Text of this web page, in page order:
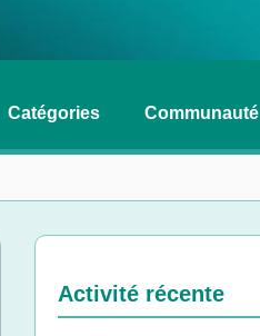
Catégories Communauté
Activité récente